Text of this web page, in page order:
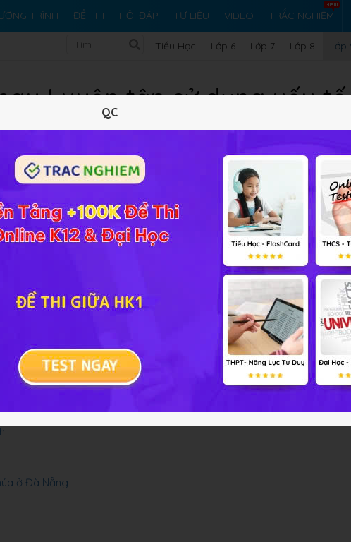
TRÌNH ĐỀ THI HỎI ĐÁP TƯ LIỆU VIDEO TRẮC NGHIỆM
Tiểu Học Lớp 6 Lớp 7 Lớp 8 Lớp
Luyện tập sử dụng yếu tố
văn bản thuyết minh
dụng trong mọi lĩnh vực đời sống nhằm cung cấp tri thức về các
xã hội bằng phương thức trình bày, giới thiệu, giải thích. Trong các
chú trọng đưa vào khi làm văn thuyết minh. Nhằm mục đích
quan đến vấn đề này, Học247 xin giới thiệu đến các em
17 bài
tả trong văn bản thuyết minh. Những bài văn mẫu này sẽ đi vào
lam, thắng cảnh hay những sự vật. Hi vọng với bộ tư liệu này, các
tả trong văn thuyết minh.
của dân tộc Việt Nam
- lễ Giáng sinh
Việt Nam
ở Đà Nẵng
QC